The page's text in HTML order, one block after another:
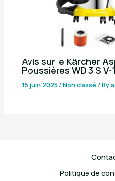
Avis sur le Kärcher
Poussières WD 3 S
15 juin 2025/Non classé / By
Politique de